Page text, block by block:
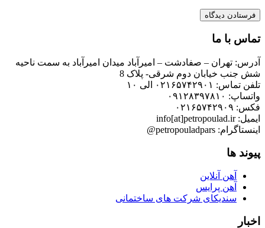
تماس با ما
آدرس: تهران – صفادشت – امیرآباد میدان امیرآباد به سمت ناحیه
شش جنب خیابان دوم شرقی- پلاک 8
تلفن تماس: ۰۲۱۶۵۷۴۲۹۰۱ الی ۱۰
واتساپ: ۰۹۱۲۸۳۹۷۸۱۰
فکس: ۰۲۱۶۵۷۴۲۹۰۹
ایمیل: info[at]petropoulad.ir
اینستاگرام: petropouladpars@
پیوند ها
آهن آنلاین
آهن پرایس
سندیکای شرکت های ساختمانی
اخبار